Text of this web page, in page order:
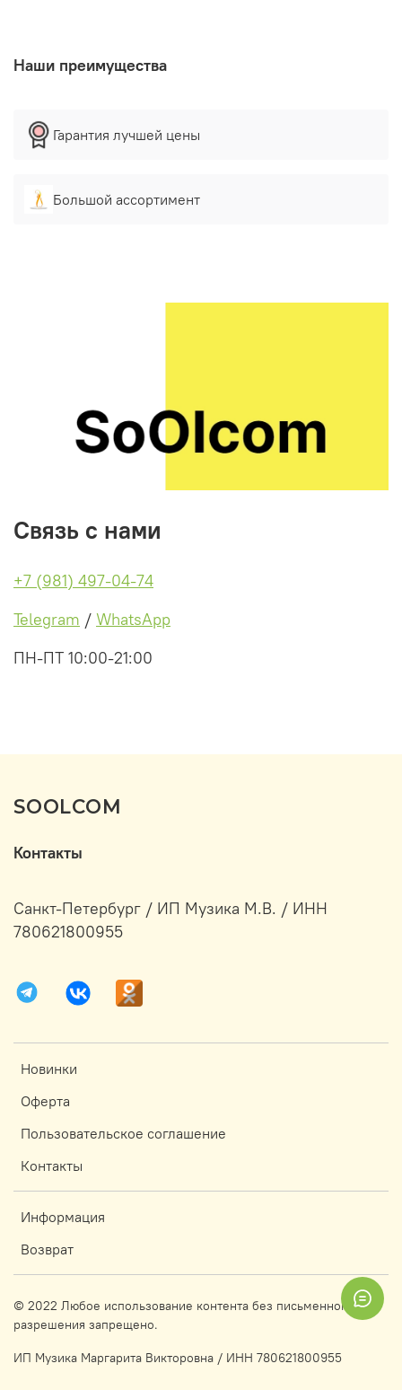
Наши преимущества
Гарантия лучшей цены
Большой ассортимент
Связь с нами
+7 (981) 497-04-74
Telegram / WhatsApp
ПН-ПТ 10:00-21:00
SOOLCOM
Новинки
Оферта
Пользовательское соглашение
Контакты
Информация
Возврат
Контакты
Санкт-Петербург / ИП Музика М.В. / ИНН
780621800955
© 2022 Любое использование контента без письменного
разрешения запрещено.
ИП Музика Маргарита Викторовна / ИНН 780621800955